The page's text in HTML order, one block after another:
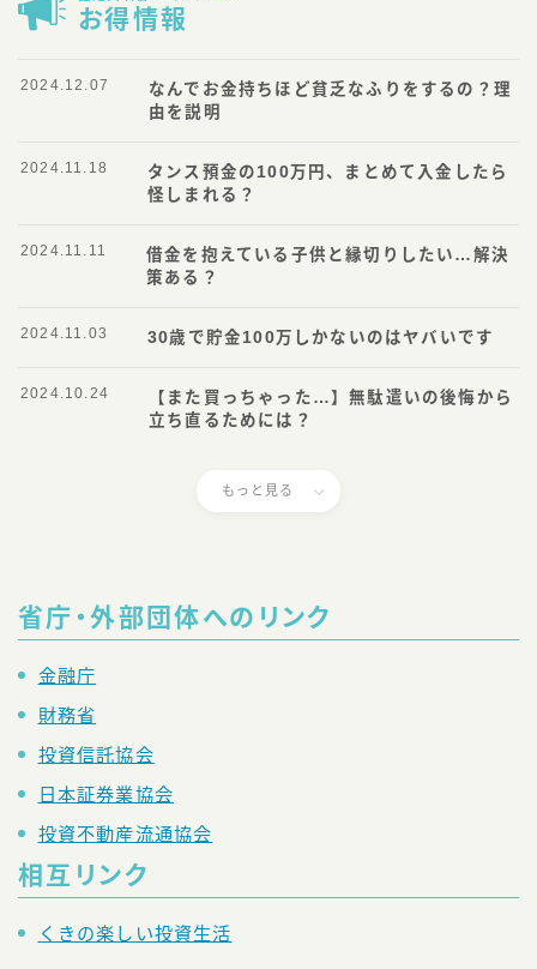
お得情報
なんでお金持ちほど貧乏なふりをするの？理
由を説明
2024.12.07
タンス預金の100万円、まとめて入金したら
怪しまれる？
2024.11.18
借金を抱えている子供と縁切りしたい…解決
策ある？
2024.11.11
30歳で貯金100万しかないのはヤバいです
2024.11.03
【また買っちゃった…】無駄遣いの後悔から
立ち直るためには？
2024.10.24
もっと見る
省庁・外部団体へのリンク
金融庁
財務省
投資信託協会
日本証券業協会
投資不動産流通協会
相互リンク
くきの楽しい投資生活